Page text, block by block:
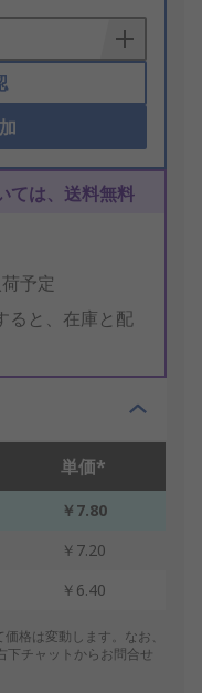
ては、送料無料
予定
ると、在庫と配
単価*
￥7.80
￥7.20
￥6.40
格は変動します。なお、
チャットからお問合せ